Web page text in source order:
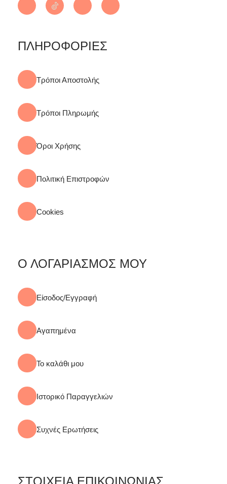
ΠΛΗΡΟΦΟΡΙΕΣ
Τρόποι Αποστολής
Τρόποι Πληρωμής
Όροι Χρήσης
Πολιτική Επιστροφών
Cookies
Ο ΛΟΓΑΡΙΑΣΜΟΣ ΜΟΥ
Είσοδος/Εγγραφή
Αγαπημένα
Το καλάθι μου
Ιστορικό Παραγγελιών
Συχνές Ερωτήσεις